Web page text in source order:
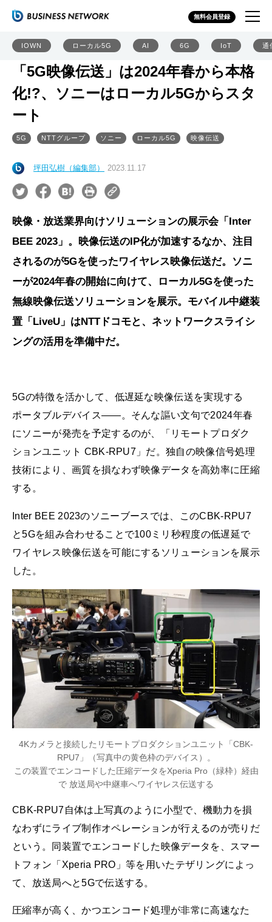
無料会員登録
IOWN ローカル5G AI 6G IoT 通
「5G映像伝送」は2024年春から本格
化!?、ソニーはローカル5Gからスタ
ート
5G NTTグループ ソニー ローカル5G 映像伝送
坪田弘樹（編集部） 2023.11.17
映像・放送業界向けソリューションの展示会「Inter
BEE 2023」。映像伝送のIP化が加速するなか、注目
されるのが5Gを使ったワイヤレス映像伝送だ。ソニ
ーが2024年春の開始に向けて、ローカル5Gを使った
無線映像伝送ソリューションを展示。モバイル中継装
置「LiveU」はNTTドコモと、ネットワークスライシ
ングの活用を準備中だ。
5Gの特徴を活かして、低遅延な映像伝送を実現する
ポータブルデバイス――。そんな謳い文句で2024年春
にソニーが発売を予定するのが、「リモートプロダク
ションユニット CBK-RPU7」だ。独自の映像信号処理
技術により、画質を損なわず映像データを高効率に圧縮
する。
Inter BEE 2023のソニーブースでは、このCBK-RPU7
と5Gを組み合わせることで100ミリ秒程度の低遅延で
ワイヤレス映像伝送を可能にするソリューションを展示
した。
4Kカメラと接続したリモートプロダクションユニット「CBK-
RPU7」（写真中の黄色枠のデバイス）。
この装置でエンコードした圧縮データをXperia Pro（緑枠）経由
で 放送局や中継車へワイヤレス伝送する
CBK-RPU7自体は上写真のように小型で、機動力を損
なわずにライブ制作オペレーションが行えるのが売りだ
という。同装置でエンコードした映像データを、スマー
トフォン「Xperia PRO」等を用いたテザリングによっ
て、放送局へと5Gで伝送する。
圧縮率が高く、かつエンコード処理が非常に高速なた